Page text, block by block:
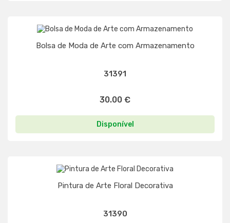
Bolsa de Moda de Arte com Armazenamento
31391
30.00 €
Disponível
Pintura de Arte Floral Decorativa
31390